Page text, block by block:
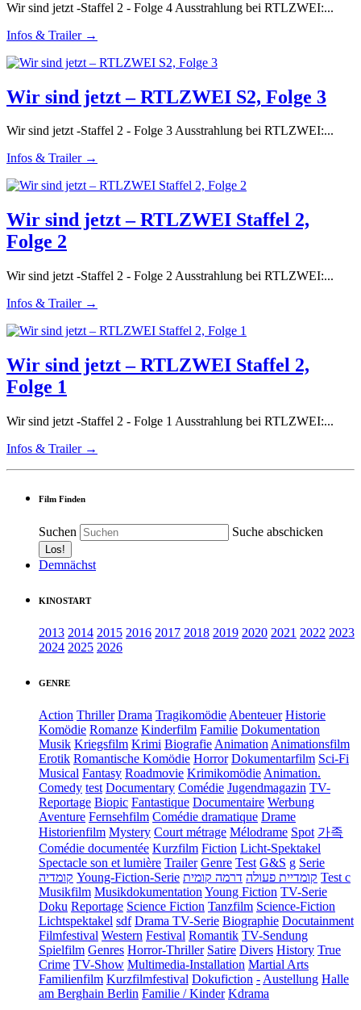
Wir sind jetzt -Staffel 2 - Folge 4 Ausstrahlung bei RTLZWEI:...
Infos & Trailer →
Wir sind jetzt – RTLZWEI S2, Folge 3
Wir sind jetzt -Staffel 2 - Folge 3 Ausstrahlung bei RTLZWEI:...
Infos & Trailer →
Wir sind jetzt – RTLZWEI Staffel 2,
Folge 2
Wir sind jetzt -Staffel 2 - Folge 2 Ausstrahlung bei RTLZWEI:...
Infos & Trailer →
Wir sind jetzt – RTLZWEI Staffel 2,
Folge 1
Wir sind jetzt -Staffel 2 - Folge 1 Ausstrahlung bei RTLZWEI:...
Infos & Trailer →
Film Finden
Suchen Suche abschicken
Demnächst
KINOSTART
2013 2014 2015 2016 2017 2018 2019 2020 2021 2022 2023
2024 2025 2026
GENRE
Action Thriller Drama Tragikomödie Abenteuer Historie
Komödie Romanze Kinderfilm Familie Dokumentation
Musik Kriegsfilm Krimi Biografie Animation Animationsfilm
Erotik Romantische Komödie Horror Dokumentarfilm Sci-Fi
Musical Fantasy Roadmovie Krimikomödie Animation.
Comedy test Documentary Comédie Jugendmagazin TV-
Reportage Biopic Fantastique Documentaire Werbung
Aventure Fernsehfilm Comédie dramatique Drame
Historienfilm Mystery Court métrage Mélodrame Spot 가족
Comédie documentée Kurzfilm Fiction Licht-Spektakel
Spectacle son et lumière Trailer Genre Test G&S g Serie
קומדיה Young-Fiction-Serie קומדיית פעולה דרמה קומית
Test c
Musikfilm Musikdokumentation Young Fiction TV-Serie
Doku Reportage Science Fiction Tanzfilm Science-Fiction
Lichtspektakel sdf Drama TV-Serie Biographie Docutainment
Filmfestival Western Festival Romantik TV-Sendung
Spielfilm Genres Horror-Thriller Satire Divers History True
Crime TV-Show Multimedia-Installation Martial Arts
Familienfilm Kurzfilmfestival Dokufiction - Austellung Halle
am Berghain Berlin Familie / Kinder Kdrama